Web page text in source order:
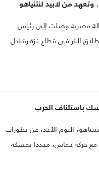
من لابيد لنتنياهو
مصرية وصلت إلى رئيس
النار في قطاع غزة وتبادل
باستئناف الحرب
اليوم الأحد، عن تطورات
مع حركة حماس، مجددا تمسكه